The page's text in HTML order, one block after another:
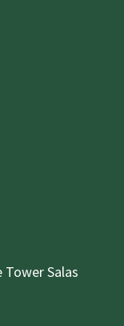
Tower Salas